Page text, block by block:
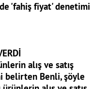
'fahiş fiyat' denetimi
alış ve satış
belirten Benli, şöyle